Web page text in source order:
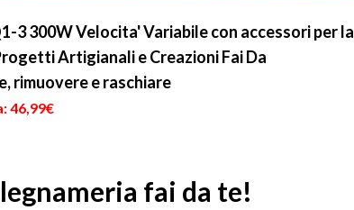
3 300W Velocita' Variabile con accessori per la
Artigianali e Creazioni Fai Da
rimuovere e raschiare
46,99€
fai da te!